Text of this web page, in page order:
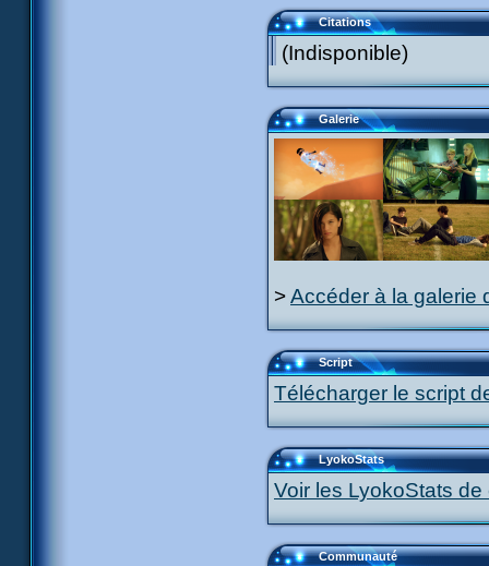
Citations
(Indisponible)
Galerie
>Accéder à la galerie
Script
Télécharger le script
LyokoStats
Voir les LyokoStats
Communauté